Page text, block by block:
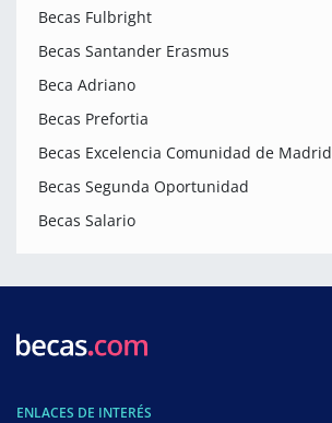
Becas Fulbright
Becas Santander Erasmus
Beca Adriano
Becas Prefortia
Becas Excelencia Comunidad de Madrid
Becas Segunda Oportunidad
Becas Salario
ENLACES DE INTERÉS